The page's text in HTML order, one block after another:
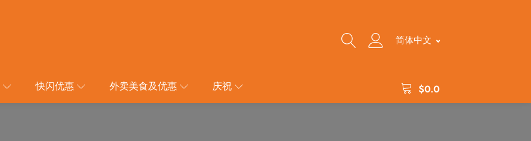
简体中文
快闪优惠 外卖美食及优惠 庆祝 $0.0